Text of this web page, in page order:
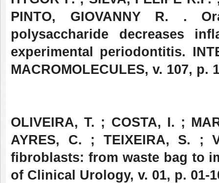
PINTO, GIOVANNY R. .
polysaccharide decreases
experimental periodontitis.
MACROMOLECULES, v. 107, p.
OLIVEIRA, T. ; COSTA, I. ;
AYRES, C. ; TEIXEIRA, S. ;
fibroblasts: from waste bag to
of Clinical Urology, v. 01, p. 01-